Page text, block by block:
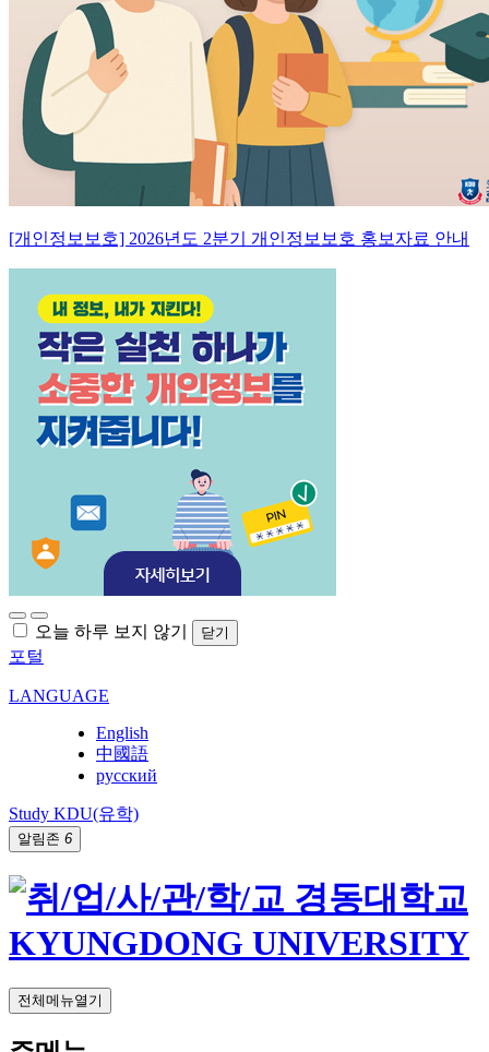
[개인정보보호] 2026년도 2분기 개인정보보호 홍보자료 안내
오늘 하루 보지 않기 닫기
포털
LANGUAGE
English
中國語
русский
Study KDU(유학)
알림존 6
전체메뉴열기